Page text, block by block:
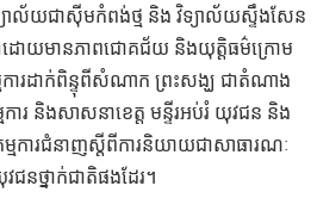
យាល័យជាស៊ីមកំពង់ថ្ម និង វិទ្យាល័យស្ទឹងសែន
ៅដោយមានភាពជោគជ័យ និងយុត្តិធម៌ក្រោម
ារដាក់ពិន្ទុពីសំណាក ព្រះសង្ឃ ជាតំណាង
ការ និងសាសនាខេត្ត មន្ទីរអប់រំ យុវជន និង
ការជំនាញស្តីពីការនិយាយជាសាធារណៈ
នថ្នាក់ជាតិផងដែរ។